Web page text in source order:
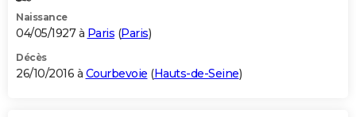
Naissance
04/05/1927 à Paris (Paris)
Décès
26/10/2016 à Courbevoie (Hauts-de-Seine)